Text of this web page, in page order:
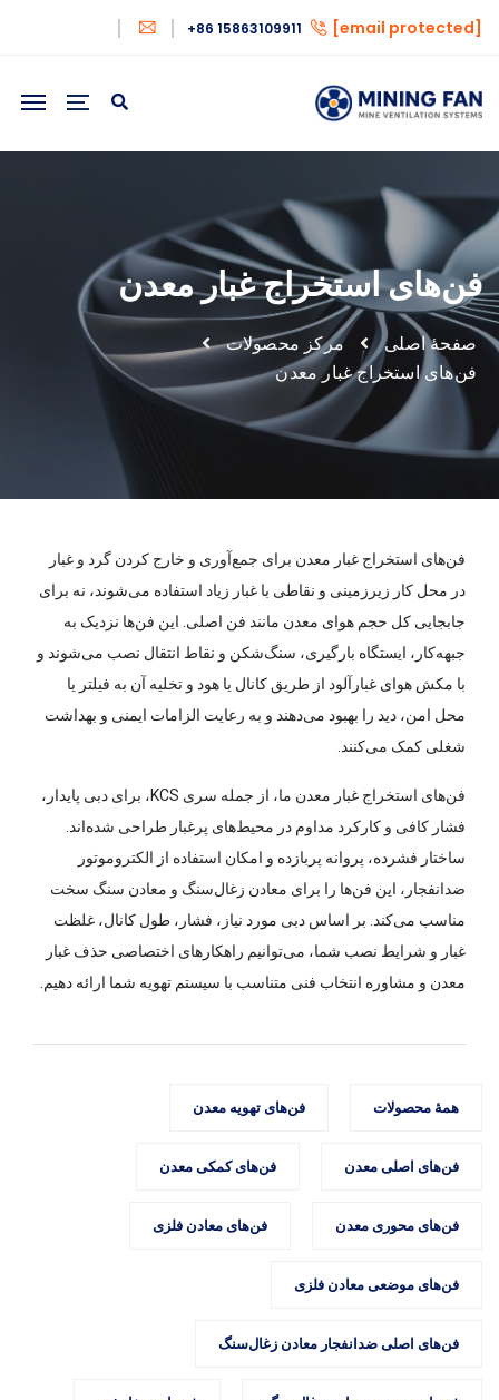
[email protected]
+86 15863109911
فن‌های استخراج غبار معدن
صفحهٔ اصلی
مرکز محصولات
فن‌های استخراج غبار معدن
فن‌های استخراج غبار معدن برای جمع‌آوری و خارج‌ کردن گرد و غبار
در محل کار زیرزمینی و نقاطی با غبار زیاد استفاده می‌شوند، نه برای
جابجایی کل حجم هوای معدن مانند فن اصلی. این فن‌ها نزدیک به
جبهه‌کار، ایستگاه بارگیری، سنگ‌شکن و نقاط انتقال نصب می‌شوند و
با مکش هوای غبارآلود از طریق کانال یا هود و تخلیه آن به فیلتر یا
محل امن، دید را بهبود می‌دهند و به رعایت الزامات ایمنی و بهداشت
شغلی کمک می‌کنند.
فن‌های استخراج غبار معدن ما، از جمله سری KCS، برای دبی پایدار،
فشار کافی و کارکرد مداوم در محیط‌های پرغبار طراحی شده‌اند.
ساختار فشرده، پروانه پربازده و امکان استفاده از الکتروموتور
ضدانفجار، این فن‌ها را برای معادن زغال‌سنگ و معادن سنگ سخت
مناسب می‌کند. بر اساس دبی مورد نیاز، فشار، طول کانال، غلظت
غبار و شرایط نصب شما، می‌توانیم راهکارهای اختصاصی حذف غبار
معدن و مشاوره انتخاب فنی متناسب با سیستم تهویه شما ارائه دهیم.
همهٔ محصولات فن‌های تهویه معدن
فن‌های اصلی معدن فن‌های کمکی معدن
فن‌های محوری معدن فن‌های معادن فلزی
فن‌های موضعی معادن فلزی
فن‌های اصلی ضدانفجار معادن زغال‌سنگ